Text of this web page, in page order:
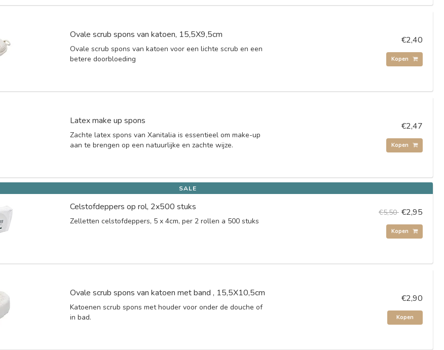
Ovale scrub spons van katoen, 15,5X9,5cm
Ovale scrub spons van katoen voor een lichte scrub en een
betere doorbloeding
€2,40
Kopen
Latex make up spons
Zachte latex spons van Xanitalia is essentieel om make-up
aan te brengen op een natuurlijke en zachte wijze.
€2,47
Kopen
SALE
Celstofdeppers op rol, 2x500 stuks
Zelletten celstofdeppers, 5 x 4cm, per 2 rollen a 500 stuks
€5,50 €2,95
Kopen
Ovale scrub spons van katoen met band , 15,5X10,5cm
Katoenen scrub spons met houder voor onder de douche of
in bad.
€2,90
Kopen